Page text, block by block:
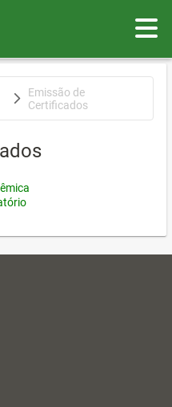
Emissão de
Certificados